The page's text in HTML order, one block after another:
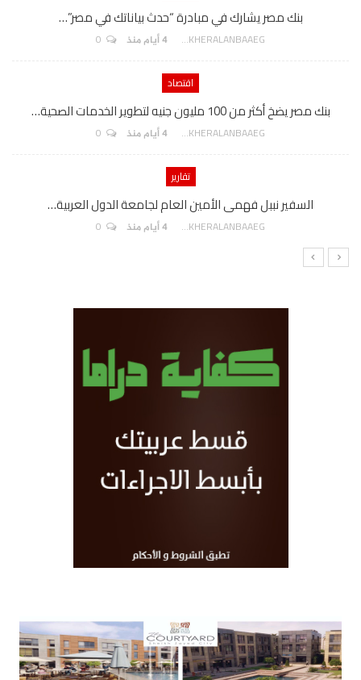
بنك مصر يشارك في مبادرة “حدث بياناتك في مصر”…
AKHERALANBAAEG 4 أيام منذ
اقتصاد
بنك مصر يضخ أكثر من 100 مليون جنيه لتطوير الخدمات الصحية…
AKHERALANBAAEG 4 أيام منذ
تقارير
السفير نببل فهمى الأمين العام لجامعة الدول العربية…
AKHERALANBAAEG 4 أيام منذ